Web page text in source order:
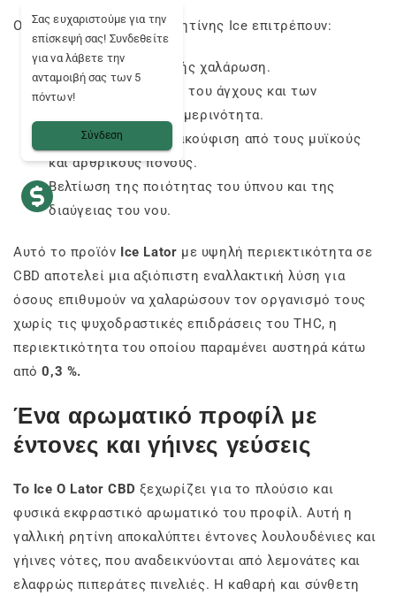
Οι ιδιότητες αυτής της ρητίνης Ice επιτρέπουν:
Μια βαθιά και διαρκής χαλάρωση.
Μια αισθητή μείωση του άγχους και των
εντάσεων στην καθημερινότητα.
Αποτελεσματική ανακούφιση από τους μυϊκούς
και αρθρικούς πόνους.
Βελτίωση της ποιότητας του ύπνου και της
διαύγειας του νου.
Αυτό το προϊόν Ice Lator με υψηλή περιεκτικότητα σε
CBD αποτελεί μια αξιόπιστη εναλλακτική λύση για
όσους επιθυμούν να χαλαρώσουν τον οργανισμό τους
χωρίς τις ψυχοδραστικές επιδράσεις του THC, η
περιεκτικότητα του οποίου παραμένει αυστηρά κάτω
από0,3 %.
Ένα αρωματικό προφίλ με
έντονες και γήινες γεύσεις
Το Ice O Lator CBD ξεχωρίζει για το πλούσιο και
φυσικά εκφραστικό αρωματικό του προφίλ. Αυτή η
γαλλική ρητίνη αποκαλύπτει έντονες λουλουδένιες και
γήινες νότες, που αναδεικνύονται από λεμονάτες και
ελαφρώς πιπεράτες πινελιές. Η καθαρή και σύνθετη
Σας ευχαριστούμε για την
επίσκεψή σας! Συνδεθείτε
για να λάβετε την
ανταμοιβή σας των 5
πόντων!
Σύνδεση